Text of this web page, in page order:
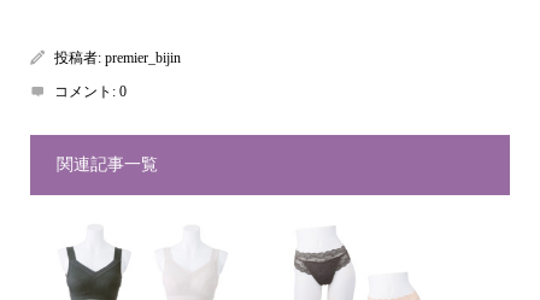
投稿者: premier_bijin
コメント: 0
関連記事一覧